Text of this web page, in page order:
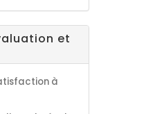
et
à